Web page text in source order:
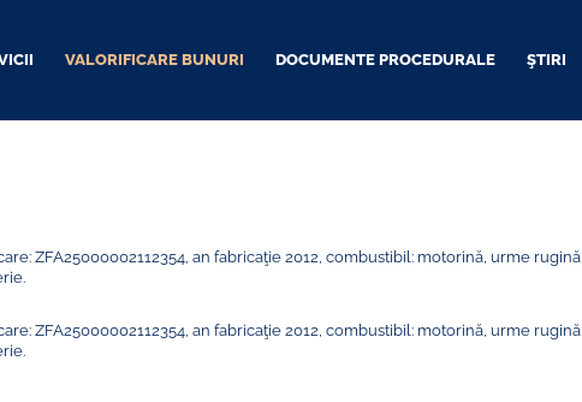
VALORIFICARE BUNURI DOCUMENTE PROCEDURALE ŞTIRI
ZFA25000002112354, an fabricaţie 2012, combustibil: motorină, urme rugină
ZFA25000002112354, an fabricaţie 2012, combustibil: motorină, urme rugină